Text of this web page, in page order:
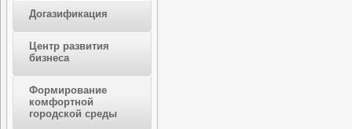
Догазификация
Центр развития
бизнеса
Формирование
комфортной
городской среды